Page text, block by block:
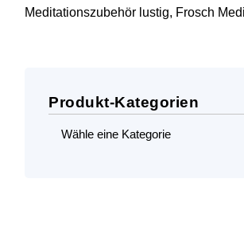
Meditationszubehör lustig, Frosch
Produkt-Kategorien